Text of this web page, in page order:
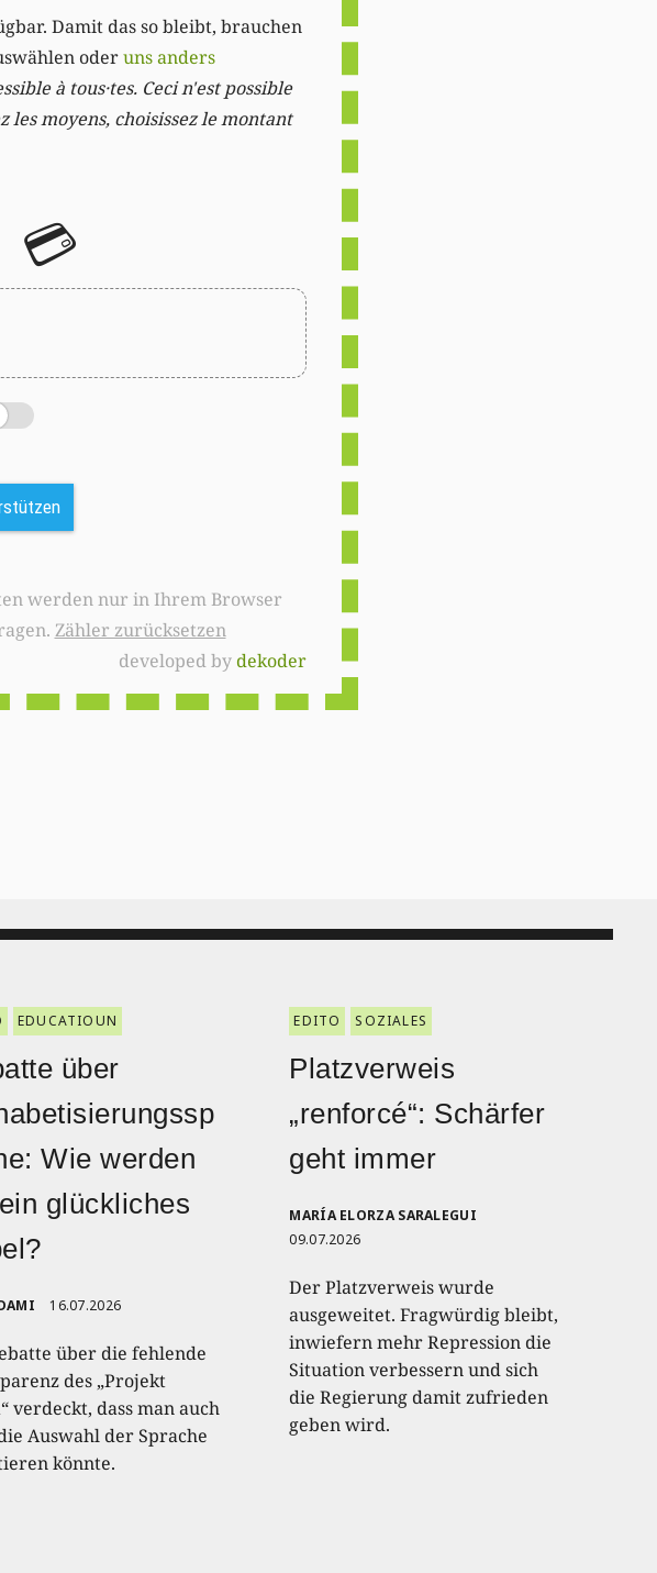
Damit das so bleibt, brauchen
oderuns anders
à tous·tes. Ceci n'est possible
les moyens, choisissez le montant
💳
Zähler zurücksetzen
developed bydekoder
EDUCATIOUN
über
Wie werden
glückliches
16.07.2026
über die fehlende
des „Projekt
verdeckt, dass man auch
Auswahl der Sprache
könnte.
EDITO SOZIALES
Platzverweis
„renforcé“: Schärfer
geht immer
MARÍA ELORZA SARALEGUI
09.07.2026
Der Platzverweis wurde
ausgeweitet. Fragwürdig bleibt,
inwiefern mehr Repression die
Situation verbessern und sich
die Regierung damit zufrieden
geben wird.